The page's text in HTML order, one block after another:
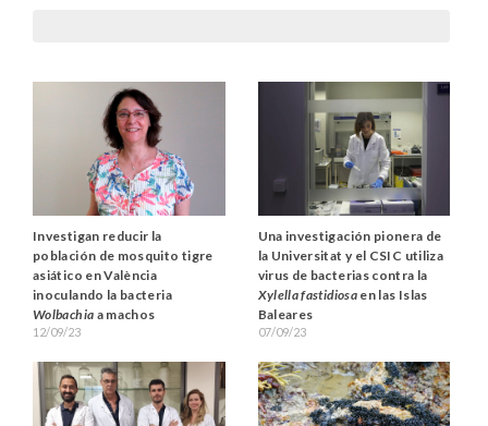
Investigan reducir la
población de mosquito tigre
asiático en València
inoculando la bacteria
Wolbachia a machos
12/09/23
Una investigación pionera de
la Universitat y el CSIC utiliza
virus de bacterias contra la
Xylella fastidiosaen las Islas
Baleares
07/09/23